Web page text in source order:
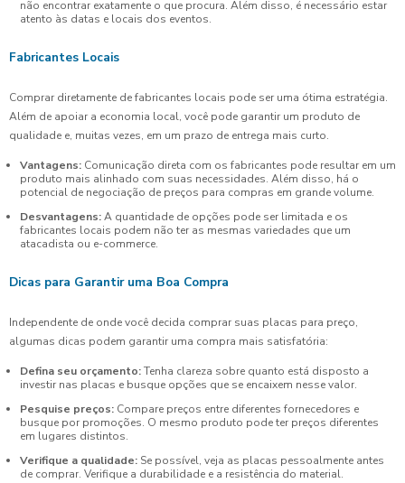
não encontrar exatamente o que procura. Além disso, é necessário estar
atento às datas e locais dos eventos.
Fabricantes Locais
Comprar diretamente de fabricantes locais pode ser uma ótima estratégia.
Além de apoiar a economia local, você pode garantir um produto de
qualidade e, muitas vezes, em um prazo de entrega mais curto.
Vantagens: Comunicação direta com os fabricantes pode resultar em um
produto mais alinhado com suas necessidades. Além disso, há o
potencial de negociação de preços para compras em grande volume.
Desvantagens:A quantidade de opções pode ser limitada e os
fabricantes locais podem não ter as mesmas variedades que um
atacadista ou e-commerce.
Dicas para Garantir uma Boa Compra
Independente de onde você decida comprar suas placas para preço,
algumas dicas podem garantir uma compra mais satisfatória:
Defina seu orçamento:Tenha clareza sobre quanto está disposto a
investir nas placas e busque opções que se encaixem nesse valor.
Pesquise preços: Compare preços entre diferentes fornecedores e
busque por promoções. O mesmo produto pode ter preços diferentes
em lugares distintos.
Verifique a qualidade: Se possível, veja as placas pessoalmente antes
de comprar. Verifique a durabilidade e a resistência do material.